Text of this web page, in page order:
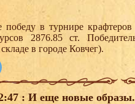
победу в турнире
2876.85 ст.
в городе Ковчег).
: И еще новые образы.